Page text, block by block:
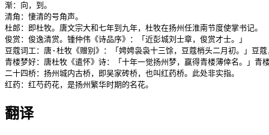
渐：向，到。
清角：悽清的号角声。
杜郎：即杜牧。唐文宗大和七年到九年，杜牧在扬州任淮南节度使掌书记。
俊赏：俊逸清赏。锺仲伟《诗品序》：「近彭城刘士章，俊赏才士。」
豆蔻词工：唐·杜牧《赠别》：「娉娉袅袅十三馀，豆蔻梢头二月初。」豆
青楼梦好：唐杜牧《遣怀》诗：「十年一觉扬州梦，赢得青楼薄倖名。」青
二十四桥：扬州城内古桥，即吴家砖桥，也叫红药桥。此处非实指。
红药：红芍药花，是扬州繁华时期的名花。
翻译